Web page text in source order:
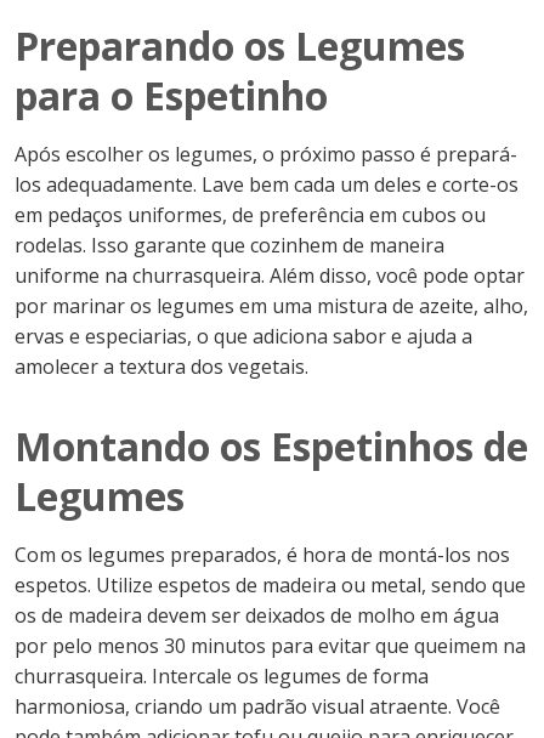
Preparando os Legumes
para o Espetinho
Após escolher os legumes, o próximo passo é prepará-
los adequadamente. Lave bem cada um deles e corte-os
em pedaços uniformes, de preferência em cubos ou
rodelas. Isso garante que cozinhem de maneira
uniforme na churrasqueira. Além disso, você pode optar
por marinar os legumes em uma mistura de azeite, alho,
ervas e especiarias, o que adiciona sabor e ajuda a
amolecer a textura dos vegetais.
Montando os Espetinhos de
Legumes
Com os legumes preparados, é hora de montá-los nos
espetos. Utilize espetos de madeira ou metal, sendo que
os de madeira devem ser deixados de molho em água
por pelo menos 30 minutos para evitar que queimem na
churrasqueira. Intercale os legumes de forma
harmoniosa, criando um padrão visual atraente. Você